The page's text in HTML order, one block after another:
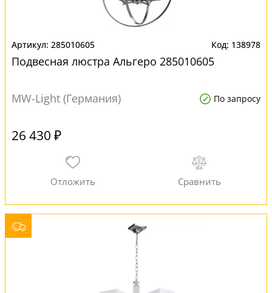
285010605 138978
Подвесная люстра Альгеро 285010605
MW-Light (Германия) По запросу
26 430 ₽